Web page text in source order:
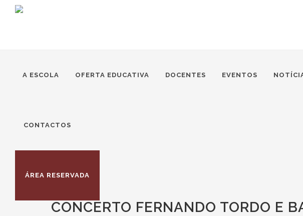
A ESCOLA OFERTA EDUCATIVA DOCENTES EVENTOS
CONTACTOS
ÁREA RESERVADA
CONCERTO FERNANDO TORDO E